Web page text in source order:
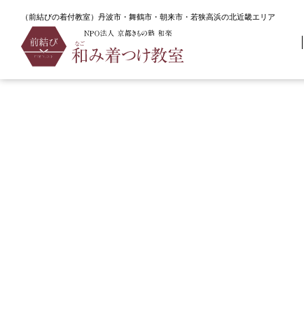
（前結びの着付教室）丹波市・舞鶴市・朝来市・若狭高浜の北近畿エリア
TOP 資料請求